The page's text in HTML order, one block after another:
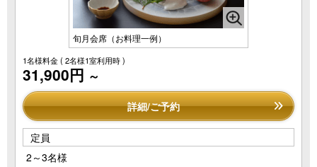
旬月会席（お料理一例）
1名様料金( 2名様1室利用時 )
31,900円 ～
詳細/ご予約
定員
2～3名様